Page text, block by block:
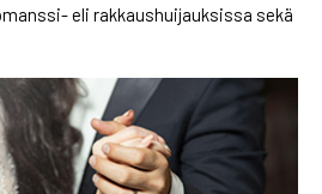
eli rakkaushuijauksissa sekä